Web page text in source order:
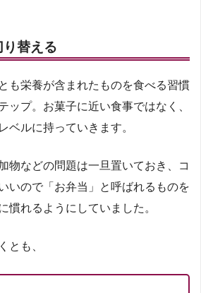
替える
も栄養が含まれたものを食べる習慣
ップ。お菓子に近い食事ではなく、
ベルに持っていきます。
物などの問題は一旦置いておき、コ
いので「お弁当」と呼ばれるものを
慣れるようにしていました。
とも、